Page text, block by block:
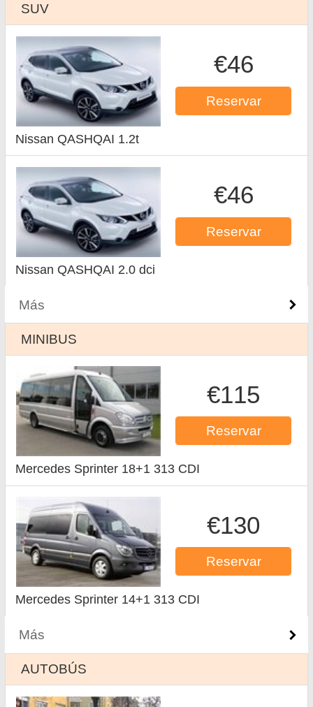
SUV
€46
Reservar
Nissan QASHQAI 1.2t
€46
Reservar
Nissan QASHQAI 2.0 dci
Más
MINIBUS
€115
Reservar
Mercedes Sprinter 18+1 313 CDI
€130
Reservar
Mercedes Sprinter 14+1 313 CDI
Más
AUTOBÚS